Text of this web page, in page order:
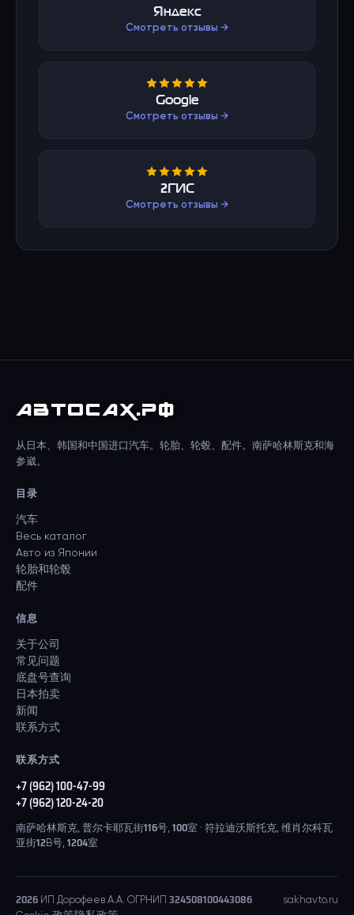
Яндекс
Смотреть отзывы →
Google
Смотреть отзывы →
2ГИС
Смотреть отзывы →
АВТОСАХ.РФ
从日本、韩国和中国进口汽车。轮胎、轮毂、配件。南萨哈林斯克和海
参崴。
目录
汽车
Весь каталог
Авто из Японии
轮胎和轮毂
配件
信息
关于公司
常见问题
底盘号查询
日本拍卖
新闻
联系方式
联系方式
+7 (962) 100-47-99
+7 (962) 120-24-20
南萨哈林斯克, 普尔卡耶瓦街116号, 100室 · 符拉迪沃斯托克, 维肖尔科瓦
亚街12B号, 1204室
2026 ИП Дорофеев А.А. ОГРНИП 324508100443086 sakhavto.ru